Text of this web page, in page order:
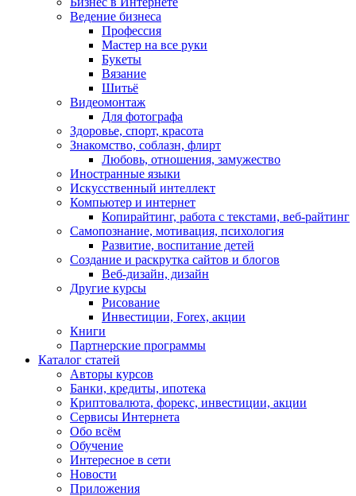
Ведение бизнеса
Профессия
Мастер на все руки
Букеты
Вязание
Шитьё
Видеомонтаж
Для фотографа
Здоровье, спорт, красота
Знакомство, соблазн, флирт
Любовь, отношения, замужество
Иностранные языки
Искусственный интеллект
Компьютер и интернет
Копирайтинг, работа с текстами, веб-райтинг
Самопознание, мотивация, психология
Развитие, воспитание детей
Создание и раскрутка сайтов и блогов
Веб-дизайн, дизайн
Другие курсы
Рисование
Инвестиции, Forex, акции
Книги
Партнерские программы
Каталог статей
Авторы курсов
Банки, кредиты, ипотека
Криптовалюта, форекс, инвестиции, акции
Сервисы Интернета
Обо всём
Обучение
Интересное в сети
Новости
Приложения